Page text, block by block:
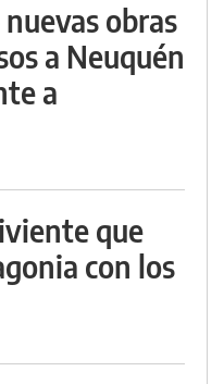
obras
a Neuquén
a
que
con los